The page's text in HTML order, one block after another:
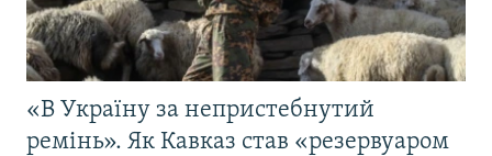
«В Україну за непристебнутий
ремінь». Як Кавказ став «резервуаром